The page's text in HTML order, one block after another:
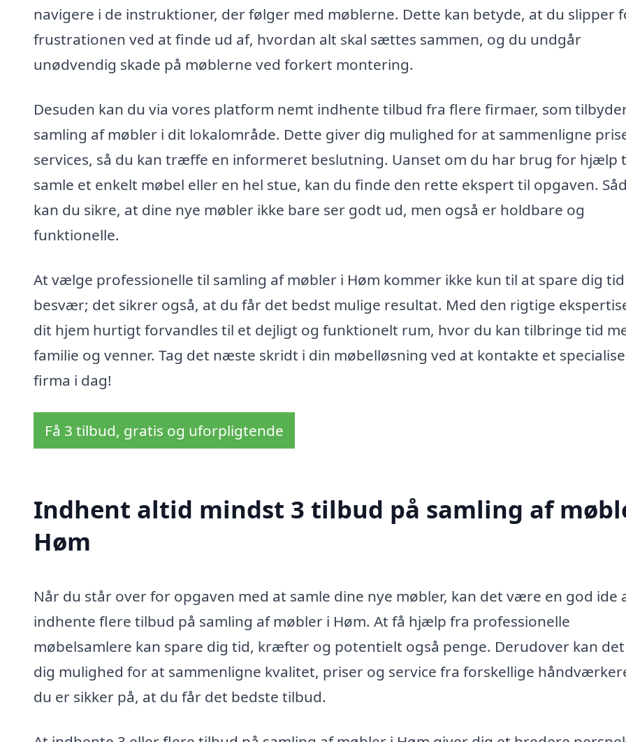
navigere i de instruktioner, der følger med møblerne. Dette kan betyde, at du slipper
frustrationen ved at finde ud af, hvordan alt skal sættes sammen, og du undgår
unødvendig skade på møblerne ved forkert montering.
Desuden kan du via vores platform nemt indhente tilbud fra flere firmaer, som
samling af møbler i dit lokalområde. Dette giver dig mulighed for at sammenligne
services, så du kan træffe en informeret beslutning. Uanset om du har brug for hjælp
samle et enkelt møbel eller en hel stue, kan du finde den rette ekspert til opgaven.
kan du sikre, at dine nye møbler ikke bare ser godt ud, men også er holdbare og
funktionelle.
At vælge professionelle til samling af møbler i Høm kommer ikke kun til at spare dig
besvær; det sikrer også, at du får det bedst mulige resultat. Med den rigtige
dit hjem hurtigt forvandles til et dejligt og funktionelt rum, hvor du kan tilbringe tid
familie og venner. Tag det næste skridt i din møbelløsning ved at kontakte et
firma i dag!
Få 3 tilbud, gratis og uforpligtende
Indhent altid mindst 3 tilbud på samling af
Høm
Når du står over for opgaven med at samle dine nye møbler, kan det være en god ide
indhente flere tilbud på samling af møbler i Høm. At få hjælp fra professionelle
møbelsamlere kan spare dig tid, kræfter og potentielt også penge. Derudover kan
dig mulighed for at sammenligne kvalitet, priser og service fra forskellige
du er sikker på, at du får det bedste tilbud.